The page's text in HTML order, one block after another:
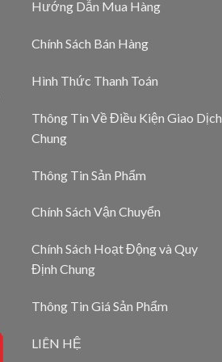
Hướng Dẫn Mua Hàng
Chính Sách Bán Hàng
Hình Thức Thanh Toán
Thông Tin Về Điều Kiện Giao Dịch
Chung
Thông Tin Sản Phẩm
Chính Sách Vận Chuyển
Chính Sách Hoạt Động và Quy
Định Chung
Thông Tin Giá Sản Phẩm
LIÊN HỆ